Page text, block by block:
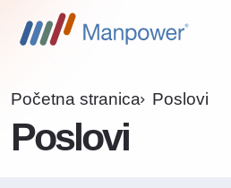
Početna stranica Poslovi
Poslovi